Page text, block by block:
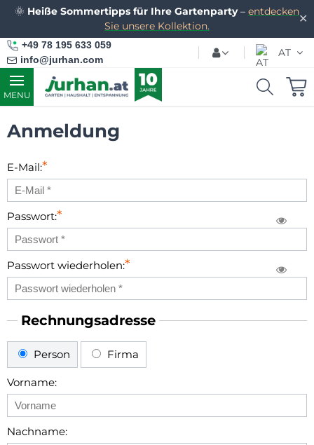
✕
🌞 Heiße Sommertipps für Ihre Gartenparty– entdecken
Sie unsere Kollektion.
+49 78 195 633 059
info@jurhan.com
AT
MENU
Anmeldung
E-Mail:*
Passwort:*
Passwort wiederholen:*
Rechnungsadresse
Person Firma
Vorname:
Nachname: